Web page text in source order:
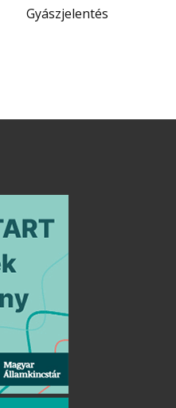
Gyászjelentés